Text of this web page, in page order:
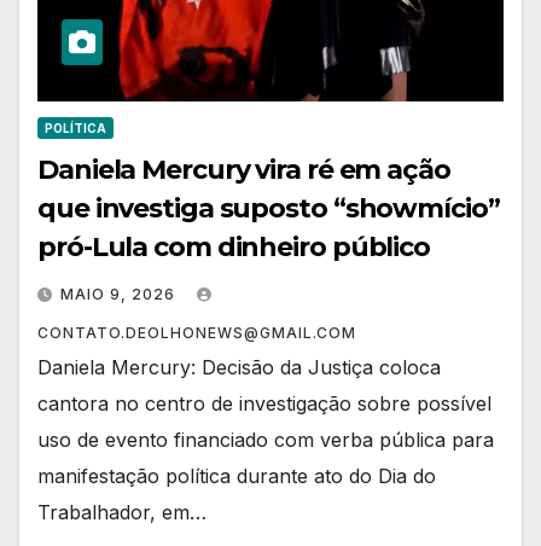
POLÍTICA
Daniela Mercury vira ré em ação
que investiga suposto “showmício”
pró-Lula com dinheiro público
MAIO 9, 2026
CONTATO.DEOLHONEWS@GMAIL.COM
Daniela Mercury: Decisão da Justiça coloca
cantora no centro de investigação sobre possível
uso de evento financiado com verba pública para
manifestação política durante ato do Dia do
Trabalhador, em…